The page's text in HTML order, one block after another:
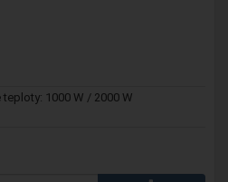
1000 W / 2000 W